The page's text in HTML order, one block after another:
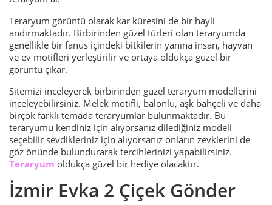
Teraryum görüntü olarak kar küresini de bir hayli
andırmaktadır. Birbirinden güzel türleri olan teraryumda
genellikle bir fanus içindeki bitkilerin yanına insan, hayvan
ve ev motifleri yerleştirilir ve ortaya oldukça güzel bir
görüntü çıkar.
Sitemizi inceleyerek birbirinden güzel teraryum modellerini
inceleyebilirsiniz. Melek motifli, balonlu, aşk bahçeli ve daha
birçok farklı temada teraryumlar bulunmaktadır. Bu
teraryumu kendiniz için alıyorsanız dilediğiniz modeli
seçebilir sevdikleriniz için alıyorsanız onların zevklerini de
göz önünde bulundurarak tercihlerinizi yapabilirsiniz.
Teraryum oldukça güzel bir hediye olacaktır.
İzmir Evka 2 Çiçek Gönder